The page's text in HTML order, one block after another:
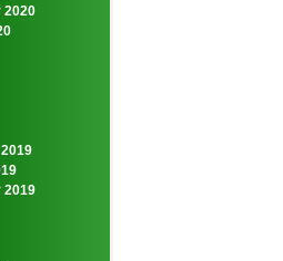
2020
2019